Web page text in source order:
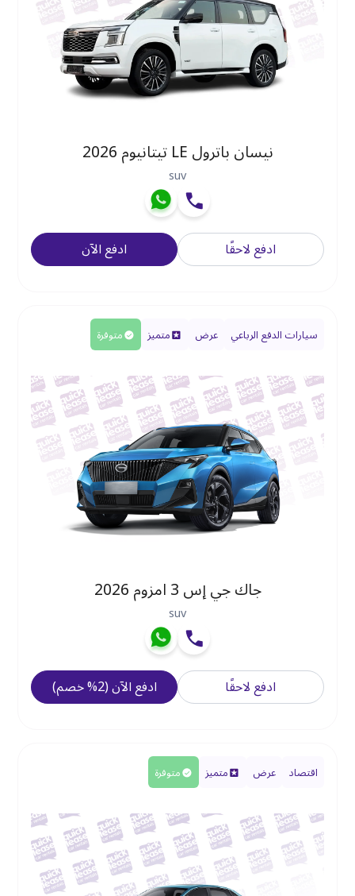
نيسان باترول LE تيتانيوم 2026
suv
ادفع لاحقًا ادفع الآن
سيارات الدفع الرباعي عرض متميز متوفرة
جاك جي إس 3 امزوم 2026
suv
ادفع لاحقًا ادفع الآن(
2
%خصم)
اقتصاد عرض متميز متوفرة